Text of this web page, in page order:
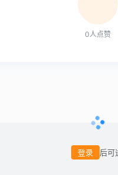
0人点赞
登录 后可